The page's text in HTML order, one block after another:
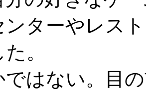
ンターやレス
。
ではない。目